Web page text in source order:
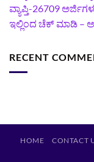
ವ್ಯಾಪ್ತಿ-26709
ಇಲ್ಲಿಂದ ಚೆಕ್ ಮಾಡಿ –
RECENT
HOME CONTACT